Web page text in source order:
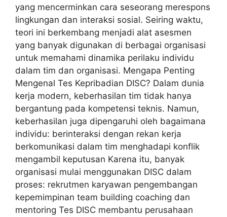
yang mencerminkan cara seseorang merespons
lingkungan dan interaksi sosial. Seiring waktu,
teori ini berkembang menjadi alat asesmen
yang banyak digunakan di berbagai organisasi
untuk memahami dinamika perilaku individu
dalam tim dan organisasi. Mengapa Penting
Mengenal Tes Kepribadian DISC? Dalam dunia
kerja modern, keberhasilan tim tidak hanya
bergantung pada kompetensi teknis. Namun,
keberhasilan juga dipengaruhi oleh bagaimana
individu: berinteraksi dengan rekan kerja
berkomunikasi dalam tim menghadapi konflik
mengambil keputusan Karena itu, banyak
organisasi mulai menggunakan DISC dalam
proses: rekrutmen karyawan pengembangan
kepemimpinan team building coaching dan
mentoring Tes DISC membantu perusahaan